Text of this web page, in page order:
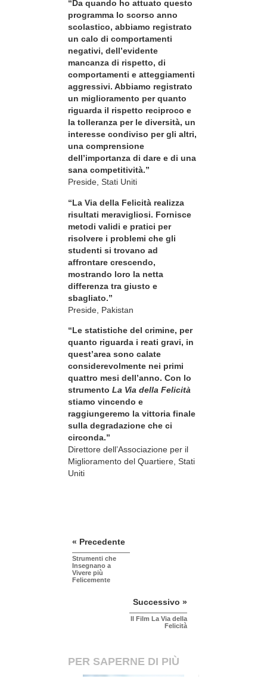
“Da quando ho attuato questo
programma lo scorso anno
scolastico, abbiamo registrato
un calo di comportamenti
negativi, dell’evidente
mancanza di rispetto, di
comportamenti e atteggiamenti
aggressivi. Abbiamo registrato
un miglioramento per quanto
riguarda il rispetto reciproco e
la tolleranza per le diversità, un
interesse condiviso per gli altri,
una comprensione
dell’importanza di dare e di una
sana competitività.”
Preside, Stati Uniti
“La Via della Felicità realizza
risultati meravigliosi. Fornisce
metodi validi e pratici per
risolvere i problemi che gli
studenti si trovano ad
affrontare crescendo,
mostrando loro la netta
differenza tra giusto e
sbagliato.”
Preside, Pakistan
“Le statistiche del crimine, per
quanto riguarda i reati gravi, in
quest’area sono calate
considerevolmente nei primi
quattro mesi dell’anno. Con lo
strumento La Via della Felicità
stiamo vincendo e
raggiungeremo la vittoria finale
sulla degradazione che ci
circonda.”
Direttore dell’Associazione per il
Miglioramento del Quartiere, Stati
Uniti
« Precedente
Strumenti che
Insegnano a
Vivere più
Felicemente
Successivo »
Il Film La Via della
Felicità
PER SAPERNE DI PIÙ